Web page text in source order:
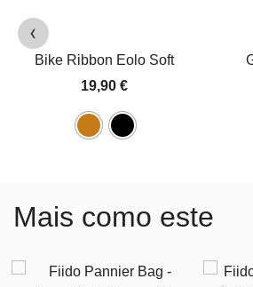
‹
Bike Ribbon Eolo Soft
19,90 €
Mais como este